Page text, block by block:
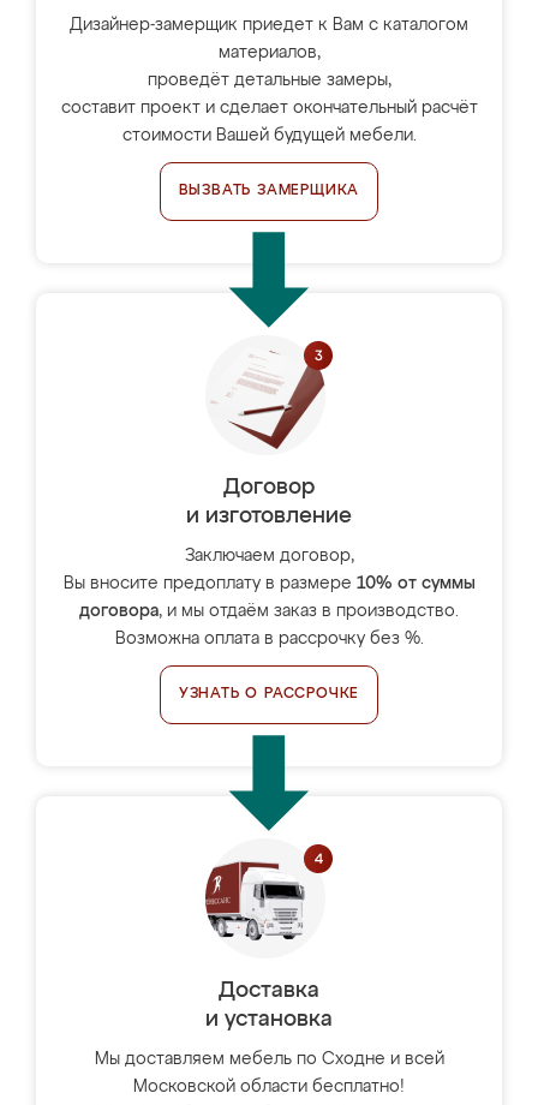
Дизайнер-замерщик приедет к Вам с каталогом
материалов,
проведёт детальные замеры,
составит проект и сделает окончательный расчёт
стоимости Вашей будущей мебели.
ВЫЗВАТЬ ЗАМЕРЩИКА
Договор
и изготовление
Заключаем договор,
Вы вносите предоплату в размере 10% от суммы
договора, и мы отдаём заказ в производство.
Возможна оплата в рассрочку без %.
УЗНАТЬ О РАССРОЧКЕ
Доставка
и установка
Мы доставляем мебель по Сходне и всей
Московской области бесплатно!